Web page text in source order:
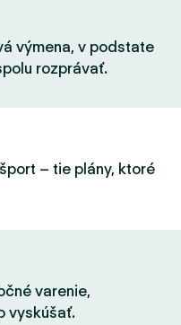
výmena, v podstate
rozprávať.
– tie plány, ktoré
varenie,
vyskúšať.